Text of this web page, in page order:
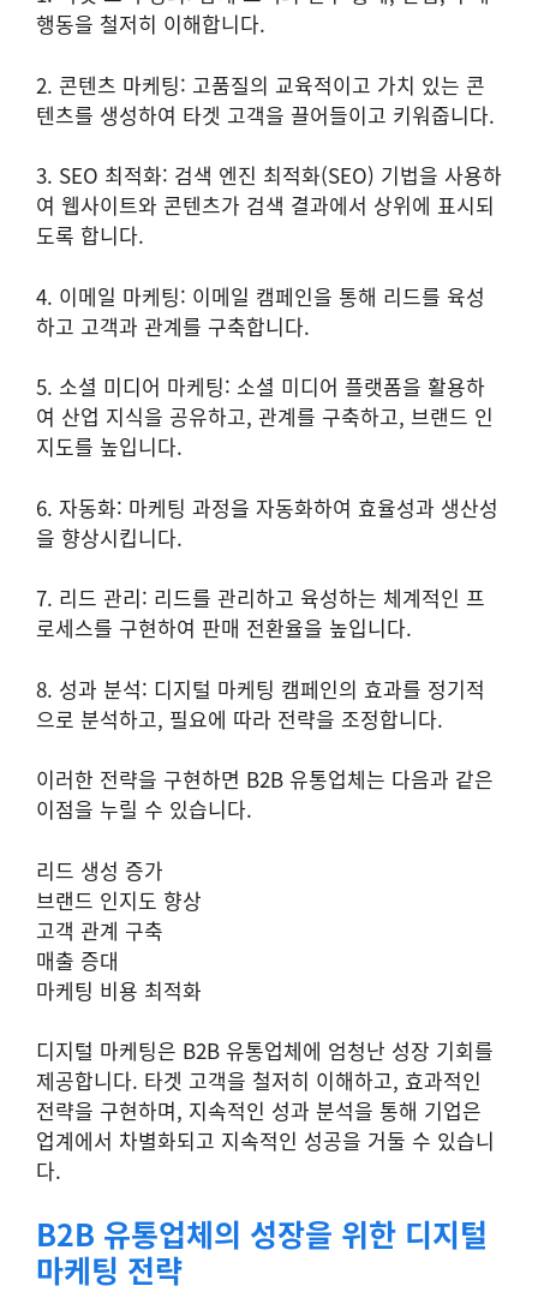
행동을 철저히 이해합니다.
2. 콘텐츠 마케팅: 고품질의 교육적이고 가치 있는 콘
텐츠를 생성하여 타겟 고객을 끌어들이고 키워줍니다.
3. SEO 최적화: 검색 엔진 최적화(SEO) 기법을 사용하
여 웹사이트와 콘텐츠가 검색 결과에서 상위에 표시되
도록 합니다.
4. 이메일 마케팅: 이메일 캠페인을 통해 리드를 육성
하고 고객과 관계를 구축합니다.
5. 소셜 미디어 마케팅: 소셜 미디어 플랫폼을 활용하
여 산업 지식을 공유하고, 관계를 구축하고, 브랜드 인
지도를 높입니다.
6. 자동화: 마케팅 과정을 자동화하여 효율성과 생산성
을 향상시킵니다.
7. 리드 관리: 리드를 관리하고 육성하는 체계적인 프
로세스를 구현하여 판매 전환율을 높입니다.
8. 성과 분석: 디지털 마케팅 캠페인의 효과를 정기적
으로 분석하고, 필요에 따라 전략을 조정합니다.
이러한 전략을 구현하면 B2B 유통업체는 다음과 같은
이점을 누릴 수 있습니다.
리드 생성 증가
브랜드 인지도 향상
고객 관계 구축
매출 증대
마케팅 비용 최적화
디지털 마케팅은 B2B 유통업체에 엄청난 성장 기회를
제공합니다. 타겟 고객을 철저히 이해하고, 효과적인
전략을 구현하며, 지속적인 성과 분석을 통해 기업은
업계에서 차별화되고 지속적인 성공을 거둘 수 있습니
다.
B2B 유통업체의 성장을 위한 디지털
마케팅 전략